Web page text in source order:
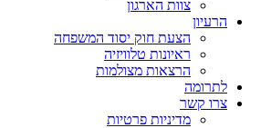
צוות הארגון
הרעיון
הצעת חוק יסוד המשפחה
ראיונות טלוויזיה
הרצאות מצולמות
לתרומה
צרו קשר
מדיניות פרטיות